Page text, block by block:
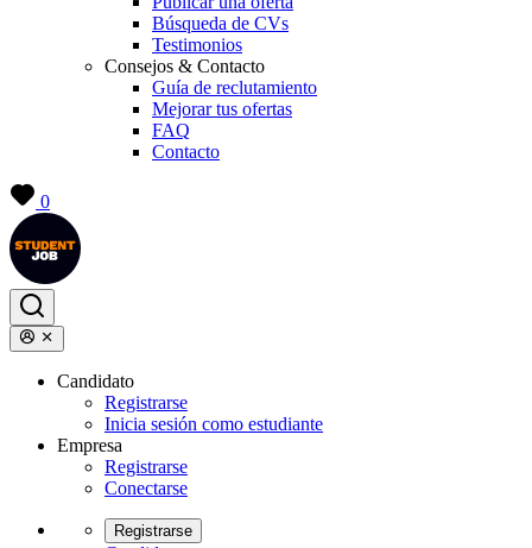
Búsqueda de CVs
Testimonios
Consejos & Contacto
Guía de reclutamiento
Mejorar tus ofertas
FAQ
Contacto
0
Candidato
Registrarse
Inicia sesión como estudiante
Empresa
Registrarse
Conectarse
Registrarse